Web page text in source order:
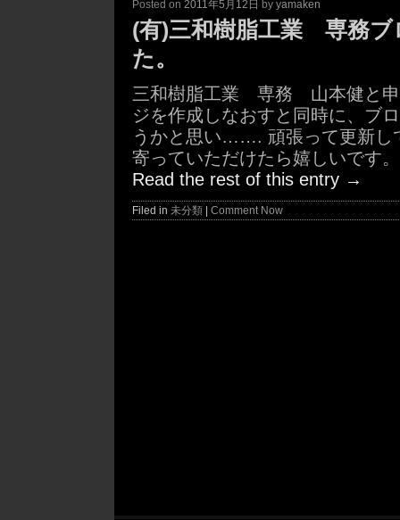
Posted on 2011年5月12日 by yamaken
(有)三和樹脂工業 専務
た。
三和樹脂工業 専務 山本健と申
ジを作成しなおすと同時に、ブ
うかと思い……. 頑張って更新し
寄っていただけたら嬉しいです
Read the rest of this entry →
Filed in 未分類 Comment Now